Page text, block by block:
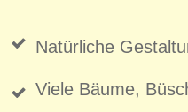
Natürliche
Viele Bäume,